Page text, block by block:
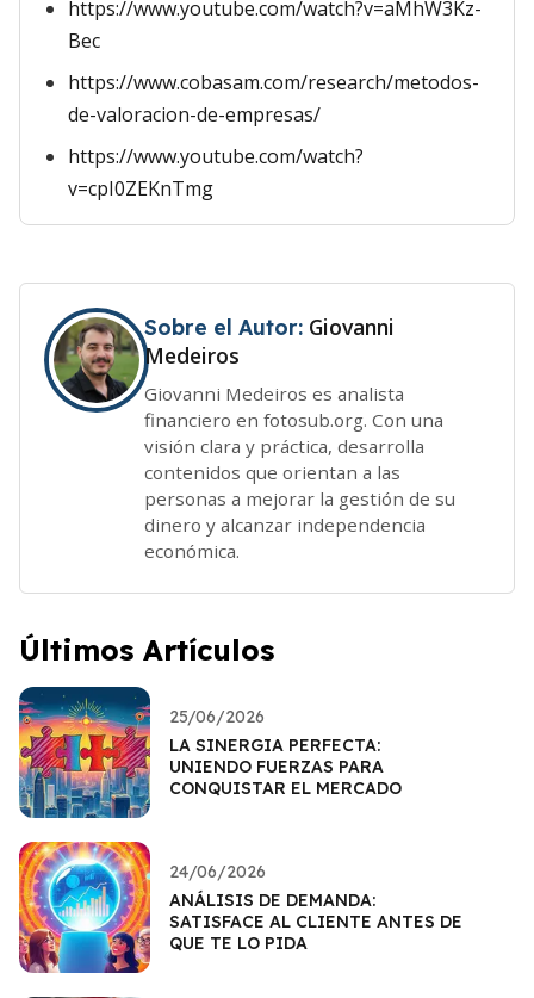
https://www.youtube.com/watch?v=aMhW3Kz-
Bec
https://www.cobasam.com/research/metodos-
de-valoracion-de-empresas/
https://www.youtube.com/watch?
v=cpI0ZEKnTmg
Sobre el Autor: Giovanni
Medeiros
Giovanni Medeiros es analista
financiero en fotosub.org. Con una
visión clara y práctica, desarrolla
contenidos que orientan a las
personas a mejorar la gestión de su
dinero y alcanzar independencia
económica.
Últimos Artículos
25/06/2026
LA SINERGIA PERFECTA:
UNIENDO FUERZAS PARA
CONQUISTAR EL MERCADO
24/06/2026
ANÁLISIS DE DEMANDA:
SATISFACE AL CLIENTE ANTES DE
QUE TE LO PIDA